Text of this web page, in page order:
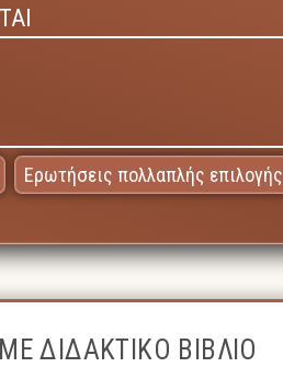
Ερωτήσεις πολλαπλής επιλογής
ΔΙΔΑΚΤΙΚΟ ΒΙΒΛΙΟ